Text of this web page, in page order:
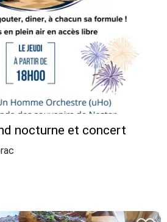
nocturne et concert